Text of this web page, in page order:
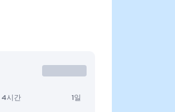
4시간 1일